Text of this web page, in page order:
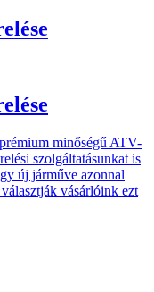
minőségű ATV-
szolgáltatásunkat is
új járműve azonnal
vásárlóink ezt